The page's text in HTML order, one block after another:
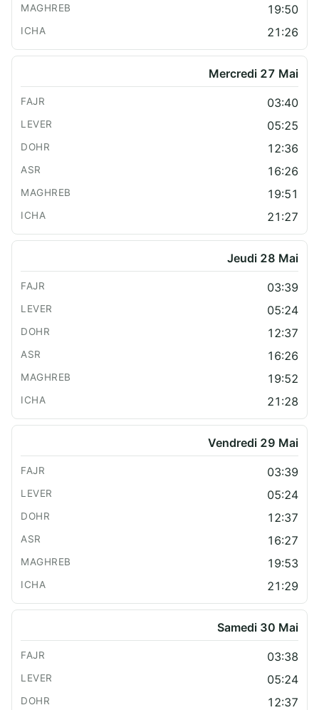
19:50
21:26
Mercredi 27 Mai
03:40
05:25
12:36
16:26
19:51
21:27
Jeudi 28 Mai
03:39
05:24
12:37
16:26
19:52
21:28
Vendredi 29 Mai
03:39
05:24
12:37
16:27
19:53
21:29
Samedi 30 Mai
03:38
05:24
12:37